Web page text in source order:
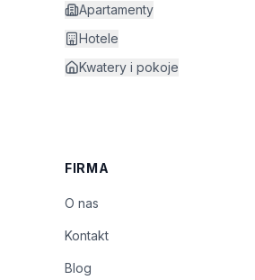
Apartamenty
Hotele
Kwatery i pokoje
FIRMA
O nas
Kontakt
Blog